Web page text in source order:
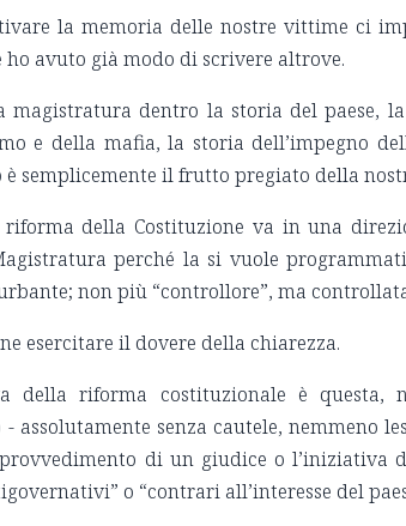
la memoria delle nostre vittime ci
ho avuto già modo di scrivere altrove.
magistratura dentro la storia del paese,
e della mafia, la storia dell’impegno
è semplicemente il frutto pregiato della
della Costituzione va in una
perché la si vuole
non più “controllore”, ma
esercitare il dovere della chiarezza.
della riforma costituzionale è questa,
assolutamente senza cautele, nemmeno
di un giudice o l’iniziativa
o “contrari all’interesse del